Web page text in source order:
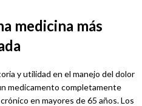
medicina más
y utilidad en el manejo del dolor
medicamento completamente
en mayores de 65 años. Los